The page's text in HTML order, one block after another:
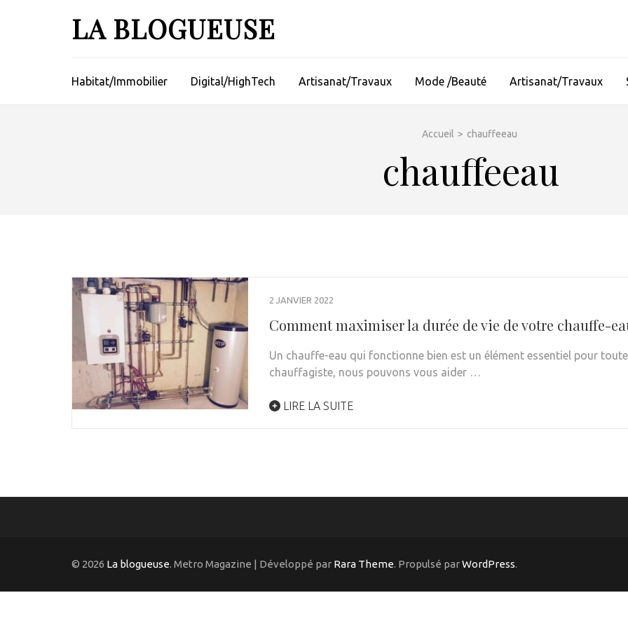
LA BLOGUEUSE
Habitat/Immobilier Digital/HighTech Artisanat/Travaux Mode /Beauté Artisanat/Travaux
Accueil > chauffeeau
chauffeeau
2 JANVIER 2022
Comment maximiser la durée de vie de votre chauffe-
Un chauffe-eau qui fonctionne bien est un élément essentiel pour
chauffagiste, nous pouvons vous aider …
LIRE LA SUITE
© 2026 La blogueuse. Metro Magazine | Développé par Rara Theme. Propulsé parWordPress.